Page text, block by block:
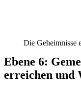
Die Geheimnisse
Ebene 6:
erreichen und